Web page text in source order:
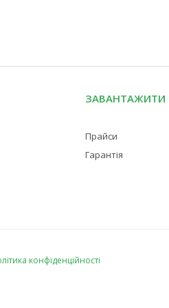
ЗАВАНТАЖИТИ
Прайси
Гарантія
конфіденційності